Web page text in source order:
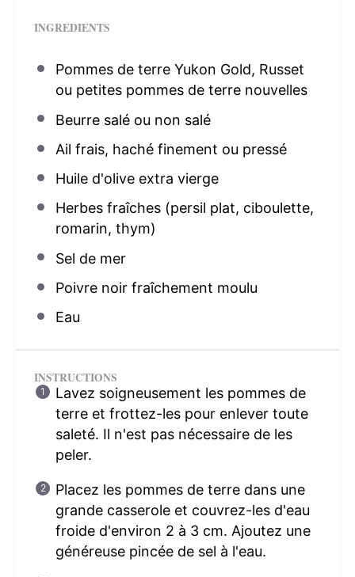
INGREDIENTS
Pommes de terre Yukon Gold, Russet
ou petites pommes de terre nouvelles
Beurre salé ou non salé
Ail frais, haché finement ou pressé
Huile d'olive extra vierge
Herbes fraîches (persil plat, ciboulette,
romarin, thym)
Sel de mer
Poivre noir fraîchement moulu
Eau
INSTRUCTIONS
Lavez soigneusement les pommes de
terre et frottez-les pour enlever toute
saleté. Il n'est pas nécessaire de les
peler.
Placez les pommes de terre dans une
grande casserole et couvrez-les d'eau
froide d'environ 2 à 3 cm. Ajoutez une
généreuse pincée de sel à l'eau.